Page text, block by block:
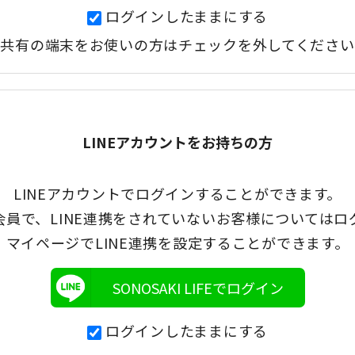
ログインしたままにする
共有の端末をお使いの方はチェックを外してください
LINEアカウントをお持ちの方
LINEアカウントでログインすることができます。
員で、LINE連携をされていないお客様についてはロ
マイページでLINE連携を設定することができます。
SONOSAKI LIFEでログイン
ログインしたままにする